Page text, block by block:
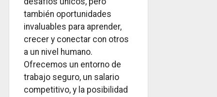
también oportunidades
invaluables para aprender,
crecer y conectar con otros
a un nivel humano.
Ofrecemos un entorno de
trabajo seguro, un salario
competitivo, y la posibilidad